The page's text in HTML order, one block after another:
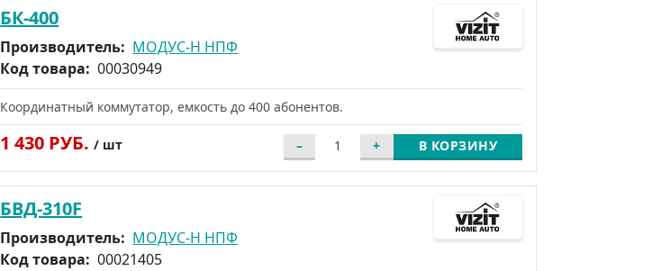
БК-400
Производитель: МОДУС-Н НПФ
Код товара: 00030949
Координатный коммутатор, емкость до 400 абонентов.
1 430 РУБ./ шт В КОРЗИНУ
БВД-310F
Производитель: МОДУС-Н НПФ
Код товара: 00021405